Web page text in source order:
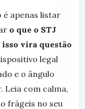
apenas listar
o que o STJ
vira questão
legal
e o ângulo
Leia com calma,
frágeis no seu